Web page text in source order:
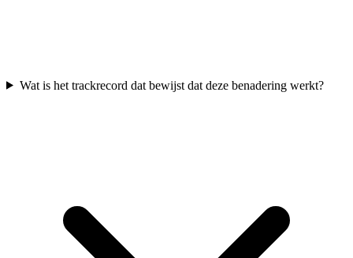
Wat is het trackrecord dat bewijst dat deze benadering werkt?